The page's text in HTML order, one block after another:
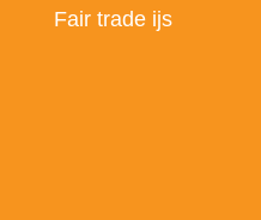
Fair trade ijs